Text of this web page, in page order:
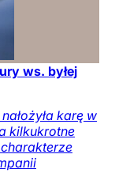
ws. byłej
karę w
kilkukrotne